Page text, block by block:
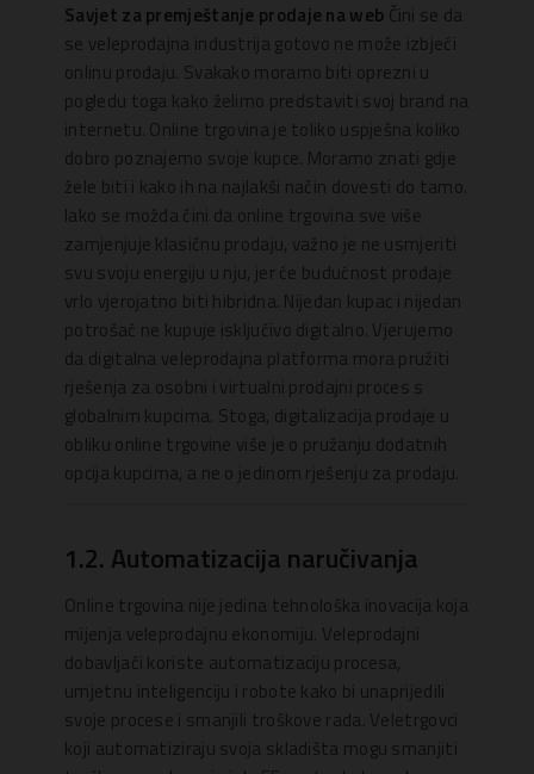
Savjet za premještanje prodaje na web Čini se da
se veleprodajna industrija gotovo ne može izbjeći
onlinu prodaju. Svakako moramo biti oprezni u
pogledu toga kako želimo predstaviti svoj brand na
internetu. Online trgovina je toliko uspješna koliko
dobro poznajemo svoje kupce. Moramo znati gdje
žele biti i kako ih na najlakši način dovesti do tamo.
Iako se možda čini da online trgovina sve više
zamjenjuje klasičnu prodaju, važno je ne usmjeriti
svu svoju energiju u nju, jer će budućnost prodaje
vrlo vjerojatno biti hibridna. Nijedan kupac i nijedan
potrošač ne kupuje isključivo digitalno. Vjerujemo
da digitalna veleprodajna platforma mora pružiti
rješenja za osobni i virtualni prodajni proces s
globalnim kupcima. Stoga, digitalizacija prodaje u
obliku online trgovine više je o pružanju dodatnih
opcija kupcima, a ne o jedinom rješenju za prodaju.
1.2. Automatizacija naručivanja
Online trgovina nije jedina tehnološka inovacija koja
mijenja veleprodajnu ekonomiju. Veleprodajni
dobavljači koriste automatizaciju procesa,
umjetnu inteligenciju i robote kako bi unaprijedili
svoje procese i smanjili troškove rada. Veletrgovci
koji automatiziraju svoja skladišta mogu smanjiti